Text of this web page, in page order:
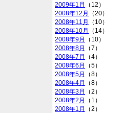
2009年1月
（12）
2008年12月
（20）
2008年11月
（10）
2008年10月
（14）
2008年9月
（10）
2008年8月
（7）
2008年7月
（4）
2008年6月
（5）
2008年5月
（8）
2008年4月
（8）
2008年3月
（2）
2008年2月
（1）
2008年1月
（2）